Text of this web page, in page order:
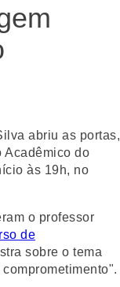
abriu as portas,
Acadêmico do
às 19h, no
o professor
de
sobre o tema